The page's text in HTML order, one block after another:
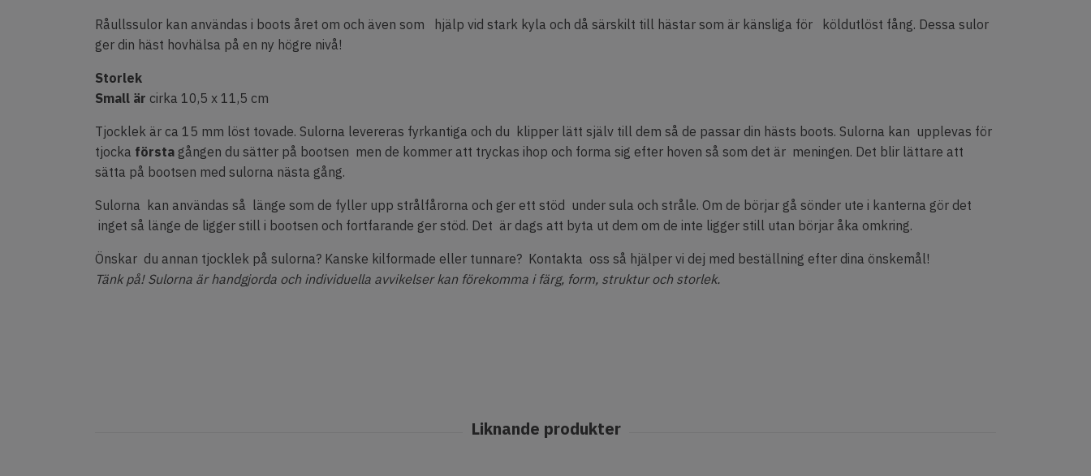
Råullssulor kan användas i boots året om och även som hjälp vid stark kyla och då särskilt till hästar som är känsliga för köldutlöst fång. Dessa sulor
ger din häst hovhälsa på en ny högre nivå!
Storlek
Small är cirka 10,5 x 11,5 cm
Tjocklek är ca 15 mm löst tovade. Sulorna levereras fyrkantiga och du klipper lätt själv till dem så de passar din hästs boots. Sulorna kan upplevas för
tjocka första gången du sätter på bootsen men de kommer att tryckas ihop och forma sig efter hoven så som det är meningen. Det blir lättare att
sätta på bootsen med sulorna nästa gång.
Sulorna kan användas så länge som de fyller upp strålfårorna och ger ett stöd under sula och stråle. Om de börjar gå sönder ute i kanterna gör det
inget så länge de ligger still i bootsen och fortfarande ger stöd. Det är dags att byta ut dem om de inte ligger still utan börjar åka omkring.
Önskar du annan tjocklek på sulorna? Kanske kilformade eller tunnare? Kontakta oss så hjälper vi dej med beställning efter dina önskemål!
Tänk på! Sulorna är handgjorda och individuella avvikelser kan förekomma i färg, form, struktur och storlek.